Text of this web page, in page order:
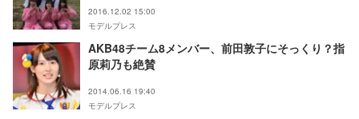
2016.12.02 15:00
モデルプレス
AKB48チーム8メンバー、前田敦子にそっくり？指
原莉乃も絶賛
2014.06.16 19:40
モデルプレス